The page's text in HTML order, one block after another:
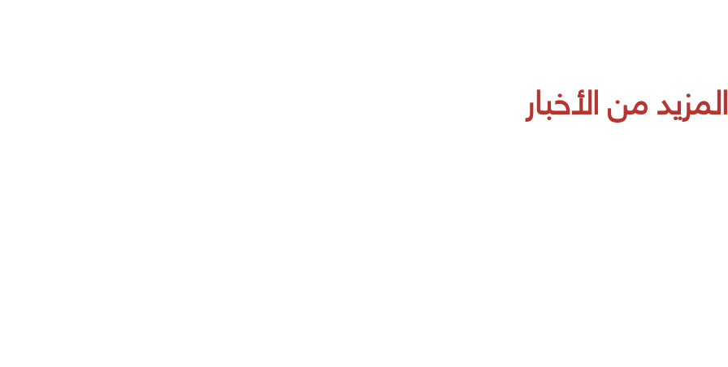
المزيد من الأخبار